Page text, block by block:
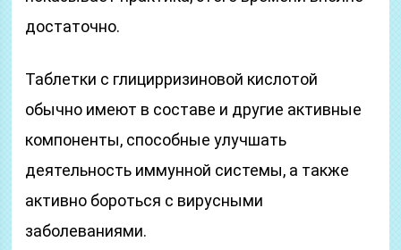
достаточно.
Таблетки с глицирризиновой кислотой
обычно имеют в составе и другие активные
компоненты, способные улучшать
деятельность иммунной системы, а также
активно бороться с вирусными
заболеваниями.